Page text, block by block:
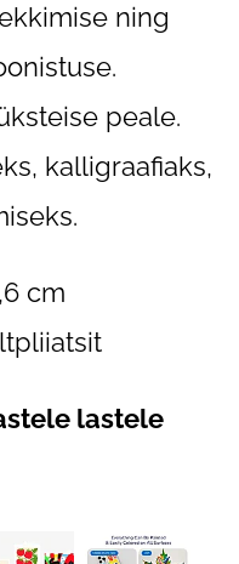
ning
peale.
kalligraafiaks,
cm
lastele